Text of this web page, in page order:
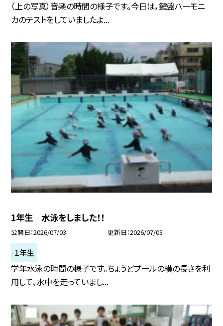
（上の写真）音楽の時間の様子です。今日は，鍵盤ハーモニ
カのテストをしていましたよ...
1年生 水泳をしました！！
公開日 2026/07/03 更新日 2026/07/03
１年生
学年水泳の時間の様子です。ちょうどプールの横の長さを利
用して、水中を走っていまし...